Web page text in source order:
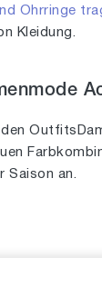
Ohrringe
Kleidung.
Saison an.